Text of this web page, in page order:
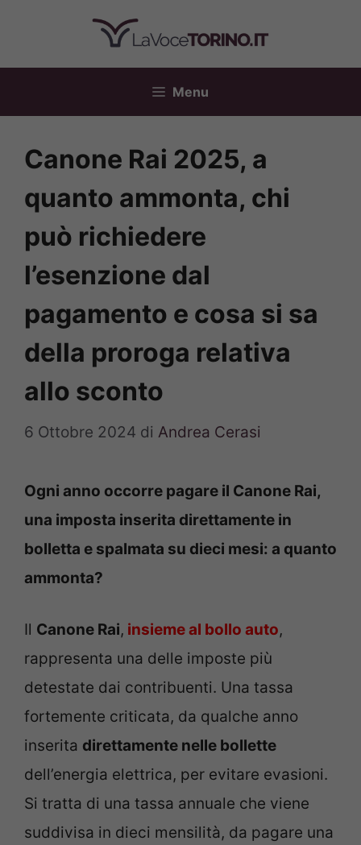
contenuto
Menu
Canone Rai 2025, a
quanto ammonta, chi
può richiedere
l’esenzione dal
pagamento e cosa si sa
della proroga relativa
allo sconto
6 Ottobre 2024 di Andrea Cerasi
Ogni anno occorre pagare il Canone Rai,
una imposta inserita direttamente in
bolletta e spalmata su dieci mesi: a quanto
ammonta?
Il Canone Rai, insieme al bollo auto,
rappresenta una delle imposte più
detestate dai contribuenti. Una tassa
fortemente criticata, da qualche anno
inserita direttamente nelle bollette
dell’energia elettrica, per evitare evasioni.
Si tratta di una tassa annuale che viene
suddivisa in dieci mensilità, da pagare una